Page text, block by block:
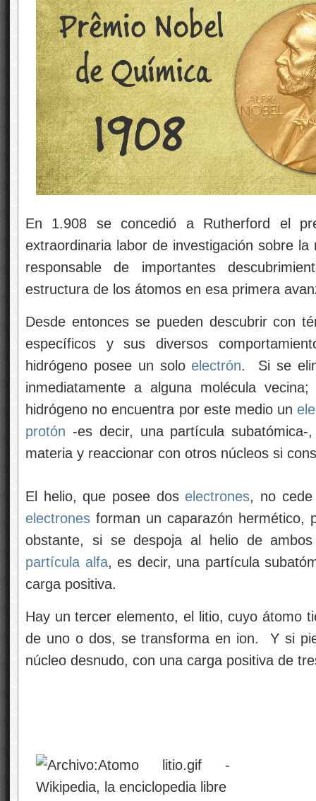
En 1.908 se concedió a Rutherford el
extraordinaria labor de investigación sobre
responsable de importantes
estructura de los átomos en esa primera
Desde entonces se pueden descubrir con
específicos y sus diversos
hidrógeno posee un soloelectrón. Si se
inmediatamente a alguna molécula
hidrógeno no encuentra por este medio un
protón -es decir, una partícula
materia y reaccionar con otros núcleos si
El helio, que posee doselectrones, no
electrones forman un caparazón
obstante, si se despoja al helio de
partícula alfa, es decir, una partícula
carga positiva.
Hay un tercer elemento, el litio, cuyo átomo
de uno o dos, se transforma en ion. Y si
núcleo desnudo, con una carga positiva de